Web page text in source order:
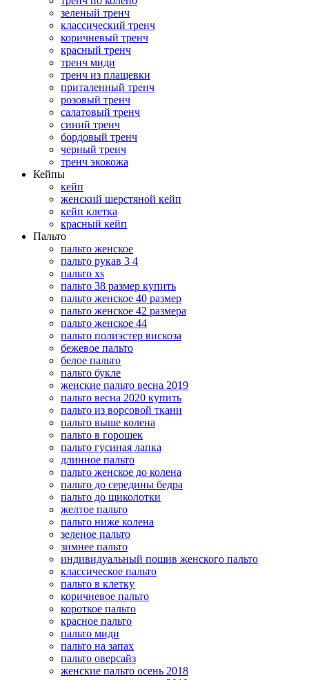
зеленый тренч
классический тренч
коричневый тренч
красный тренч
тренч миди
тренч из плащевки
приталенный тренч
розовый тренч
салатовый тренч
синий тренч
бордовый тренч
черный тренч
тренч экокожа
Кейпы
кейп
женский шерстяной кейп
кейп клетка
красный кейп
Пальто
пальто женское
пальто рукав 3 4
пальто xs
пальто 38 размер купить
пальто женское 40 размер
пальто женское 42 размера
пальто женское 44
пальто полиэстер вискоза
бежевое пальто
белое пальто
пальто букле
женские пальто весна 2019
пальто весна 2020 купить
пальто из ворсовой ткани
пальто выше колена
пальто в горошек
пальто гусиная лапка
длинное пальто
пальто женское до колена
пальто до середины бедра
пальто до щиколотки
желтое пальто
пальто ниже колена
зеленое пальто
зимнее пальто
индивидуальный пошив женского пальто
классическое пальто
пальто в клетку
коричневое пальто
короткое пальто
красное пальто
пальто миди
пальто на запах
пальто оверсайз
женские пальто осень 2018